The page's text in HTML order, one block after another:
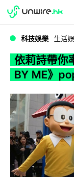
WWDC 2026
科技娛樂 生活
依莉詩帶你
BY ME》